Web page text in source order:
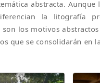
abstracta.
la litografía
los motivos
que se consolidarán en